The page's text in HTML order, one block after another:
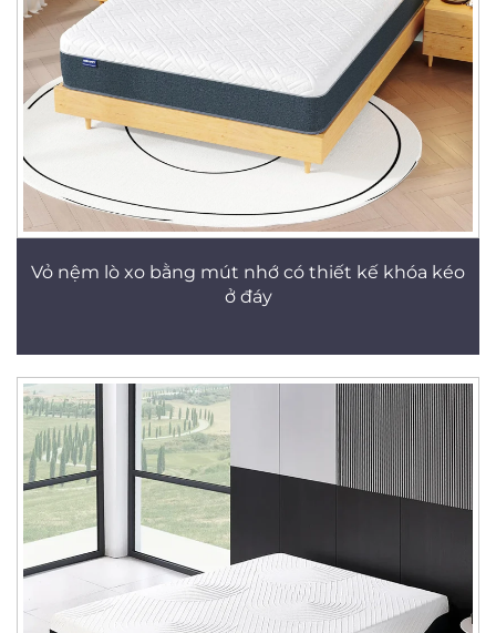
Vỏ nệm lò xo bằng mút nhớ có thiết kế khóa kéo
ở đáy